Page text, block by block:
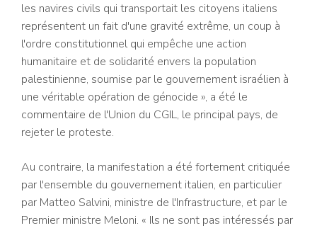
les navires civils qui transportait les citoyens italiens
représentent un fait d'une gravité extrême, un coup à
l'ordre constitutionnel qui empêche une action
humanitaire et de solidarité envers la population
palestinienne, soumise par le gouvernement israélien à
une véritable opération de génocide », a été le
commentaire de l'Union du CGIL, le principal pays, de
rejeter le proteste.
Au contraire, la manifestation a été fortement critiquée
par l'ensemble du gouvernement italien, en particulier
par Matteo Salvini, ministre de l'Infrastructure, et par le
Premier ministre Meloni. « Ils ne sont pas intéressés par